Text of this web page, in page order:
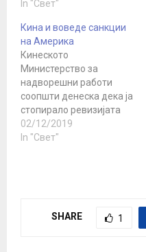
административен
повика САД да
престанат да се мешаат
во работите на Хонг
Конг и во внатрешните
работи на Кина во која
било форма.
Портпаролот на таа
канцеларија го изјави
ова во саботата како…
In "Свет"
Кина и воведе санкции
на Америка
Кинеското
Министерство за
надворешни работи
соопшти денеска дека ја
стопирало ревизијата
на барањата за воени
бродови и авиони на
таа територија. Во
02/12/2019
In "Свет"
SHARE 1